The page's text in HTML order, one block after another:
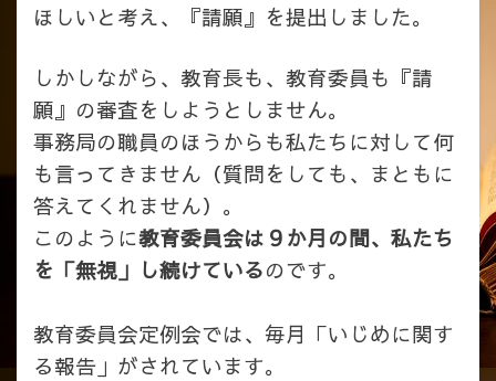
ほしいと考え、『請願』を提出しました。
しかしながら、教育長も、教育委員も『請
願』の審査をしようとしません。
事務局の職員のほうからも私たちに対して何
も言ってきません（質問をしても、まともに
答えてくれません）。
このように教育委員会は９か月の間、私たち
を「無視」し続けているのです。
教育委員会定例会では、毎月「いじめに関す
る報告」がされています。